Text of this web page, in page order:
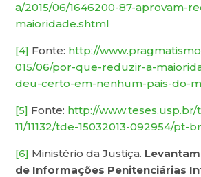
a/2015/06/1646200-87-aprovam-
maioridade.shtml
[4] Fonte: http://
015/06/por-que-reduzir-a-
deu-certo-em-nenhum-pais-do-
[5] Fonte: http://www.teses.usp.br/
11/11132/tde-15032013-092954/pt-
[6] Ministério da Justiça.
de Informações Penitenciárias